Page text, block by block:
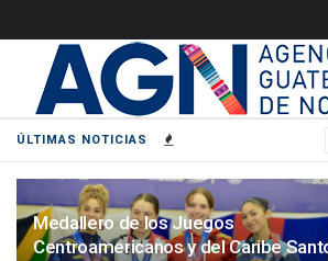
ÚLTIMAS NOTICIAS
Medallero de los Juegos
Centroamericanos y del Caribe